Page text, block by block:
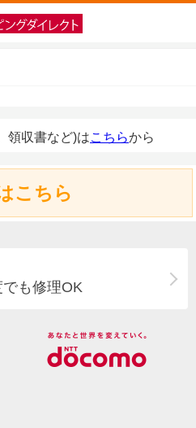
領収書など)はこちらから
こちら
も修理OK